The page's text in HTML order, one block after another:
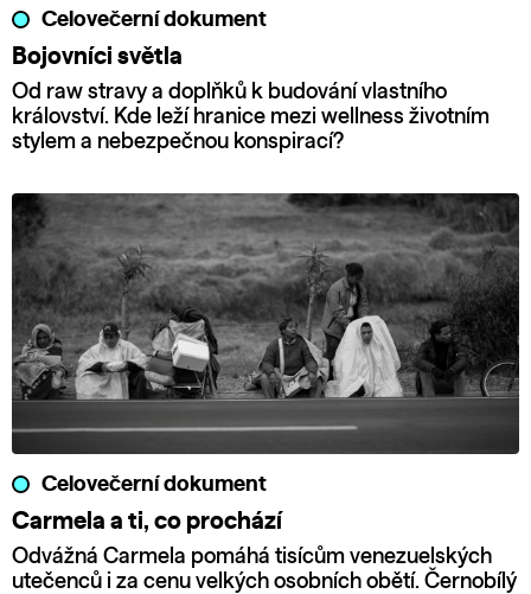
Celovečerní dokument
Bojovníci světla
Od raw stravy a doplňků k budování vlastního
království. Kde leží hranice mezi wellness životním
stylem a nebezpečnou konspirací?
Celovečerní dokument
Carmela a ti, co prochází
Odvážná Carmela pomáhá tisícům venezuelských
utečenců i za cenu velkých osobních obětí. Černobílý